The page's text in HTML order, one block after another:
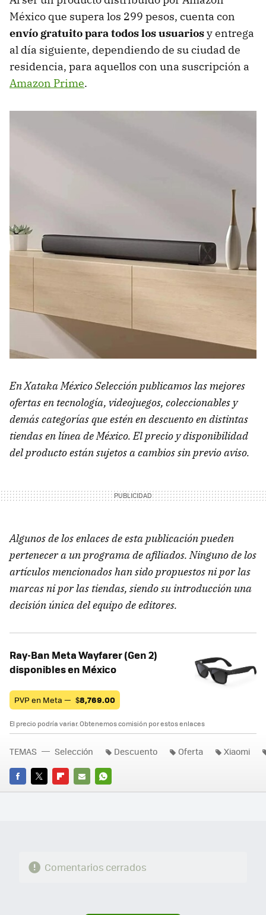
México que supera los 299 pesos, cuenta con
envío gratuito para todos los usuariosy entrega
al día siguiente, dependiendo de su ciudad de
residencia, para aquellos con una suscripción a
Amazon Prime.
En Xataka México Selección publicamos las mejores
ofertas en tecnología, videojuegos, coleccionables y
demás categorías que estén en descuento en distintas
tiendas en línea de México. El precio y disponibilidad
del producto están sujetos a cambios sin previo aviso.
Algunos de los enlaces de esta publicación pueden
pertenecer a un programa de afiliados. Ninguno de los
artículos mencionados han sido propuestos ni por las
marcas ni por las tiendas, siendo su introducción una
decisión única del equipo de editores.
Ray-Ban Meta Wayfarer (Gen 2)
disponibles en México
PVP en Meta — $8,769.00
El precio podría variar. Obtenemos comisión por estos enlaces
FACEBOOK
TWITTERFLIPBOARD
E-
WHATSAPP
TEMAS Selección Descuento Oferta Xiaomi
Comentarios cerrados